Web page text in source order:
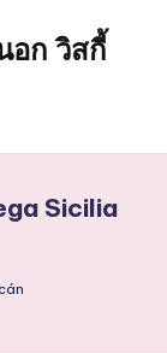
ก วิสกี้
Sicilia